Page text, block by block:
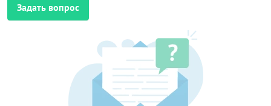
Задать вопрос